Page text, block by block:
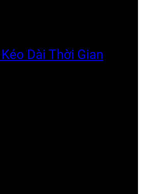
Dài Thời Gian